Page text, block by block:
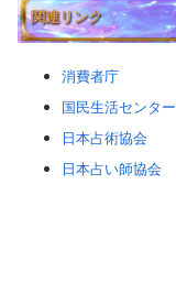
関連リンク
消費者庁
国民生活センター
日本占術協会
日本占い師協会